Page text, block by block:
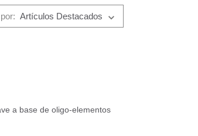
a base de oligo-elementos